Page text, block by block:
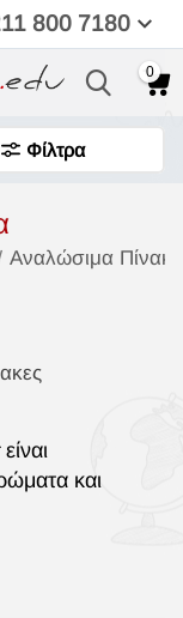
800 7180
0
Φίλτρα
Αναλώσιμα Πίνακα
είναι
και